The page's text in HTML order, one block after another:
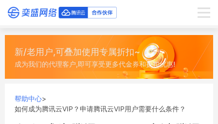
新/老用户,可叠加使用专属折扣~
成为我们的代理客户,即可享受更多代金券和折扣优惠!
帮助中心>
如何成为腾讯云VIP？申请腾讯云VIP用户需要什么条件？